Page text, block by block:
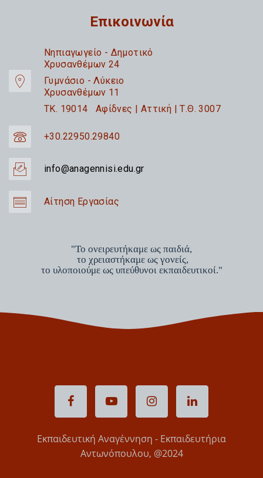
Επικοινωνία
Nηπιαγωγείο - Δημοτικό
Χρυσανθέμων 24
Γυμνάσιο - Λύκειο
Χρυσανθέμων 11
TK. 19014 Αφίδνες | Αττική | Τ.Θ. 3007
+30.22950.29840
info@anagennisi.edu.gr
Αίτηση Εργασίας
"Το ονειρευτήκαμε ως παιδιά,
το χρειαστήκαμε ως γονείς,
το υλοποιούμε ως υπεύθυνοι εκπαιδευτικοί."
Εκπαιδευτική Αναγέννηση - Εκπαιδευτήρια
Αντωνόπουλου, @2024